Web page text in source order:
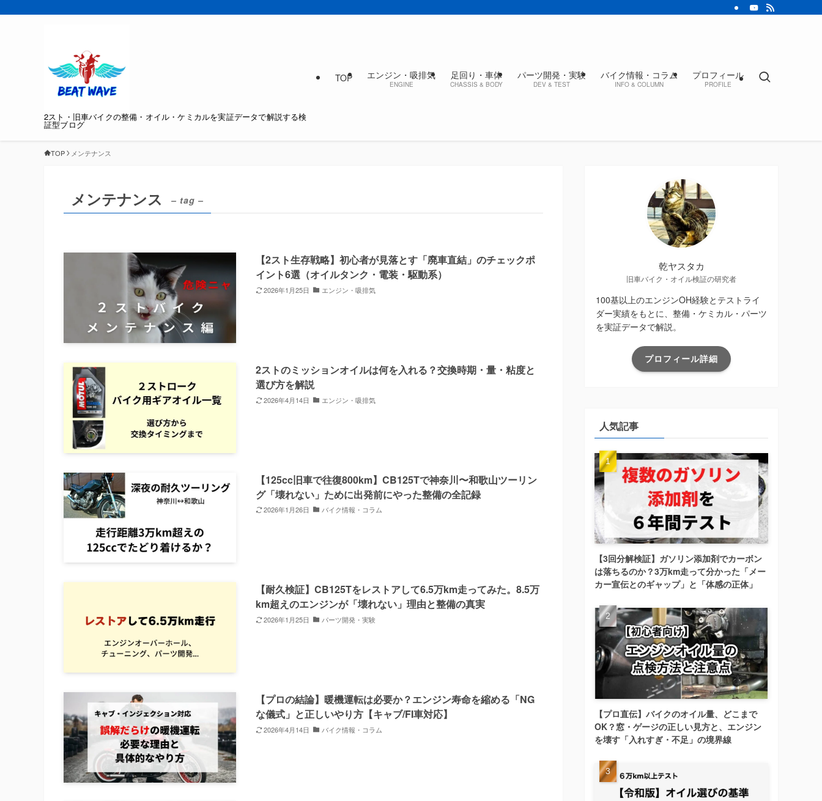
2スト・旧車バイクの整備・オイル・ケミカルを実証データで解説する検
証型ブログ
TOP エンジン・吸排気
ENGINE
足回り・車体
CHASSIS & BODY
パーツ開発・実験
DEV & TEST
バイク情報・コラム
INFO & COLUMN
プロフィール
PROFILE
TOP メンテナンス
メンテナンス – tag –
【2スト生存戦略】初心者が見落とす「廃車直結」のチェックポ
イント6選（オイルタンク・電装・駆動系）
2026年1月25日 エンジン・吸排気
2ストのミッションオイルは何を入れる？交換時期・量・粘度と
選び方を解説
2026年4月14日 エンジン・吸排気
【125cc旧車で往復800km】CB125Tで神奈川〜和歌山ツーリン
グ「壊れない」ために出発前にやった整備の全記録
2026年1月26日 バイク情報・コラム
【耐久検証】CB125Tをレストアして6.5万km走ってみた。8.5万
km超えのエンジンが「壊れない」理由と整備の真実
2026年1月25日 パーツ開発・実験
【プロの結論】暖機運転は必要か？エンジン寿命を縮める「NG
な儀式」と正しいやり方【キャブ/FI車対応】
2026年4月14日 バイク情報・コラム
乾ヤスタカ
旧車バイク・オイル検証の研究者
100基以上のエンジンOH経験とテストライ
ダー実績をもとに、整備・ケミカル・パーツ
を実証データで解説。
プロフィール詳細
人気記事
【3回分解検証】ガソリン添加剤でカーボン
は落ちるのか？3万km走って分かった「メー
カー宣伝とのギャップ」と「体感の正体」
【プロ直伝】バイクのオイル量、どこまで
OK？窓・ゲージの正しい見方と、エンジン
を壊す「入れすぎ・不足」の境界線